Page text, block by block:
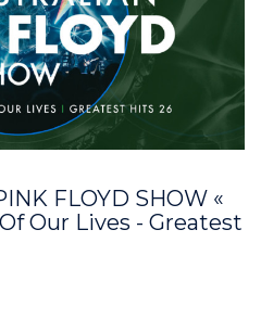
FLOYD SHOW «
Our Lives - Greatest